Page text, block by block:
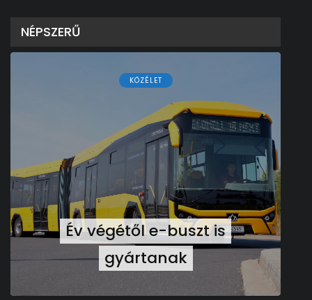
NÉPSZERŰ
KÖZÉLET
Év végétől e-buszt is
gyártanak